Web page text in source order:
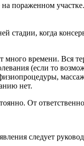
пораженном
стадии, когда
времени. Вся
(если то
нет.
От
следует